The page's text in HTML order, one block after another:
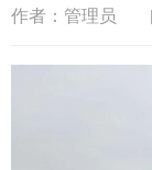
作者：管理员